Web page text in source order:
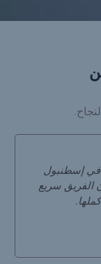
في إسطنبول
الفريق سريع